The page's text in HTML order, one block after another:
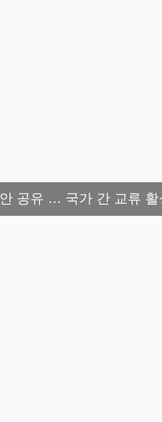
공유 … 국가 간 교류 활